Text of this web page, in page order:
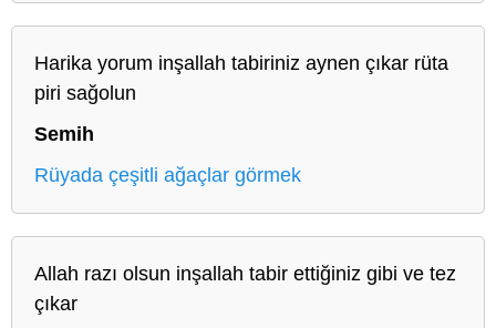
Harika yorum inşallah tabiriniz aynen çıkar rüta
piri sağolun
Semih
Rüyada çeşitli ağaçlar görmek
Allah razı olsun inşallah tabir ettiğiniz gibi ve tez
çıkar